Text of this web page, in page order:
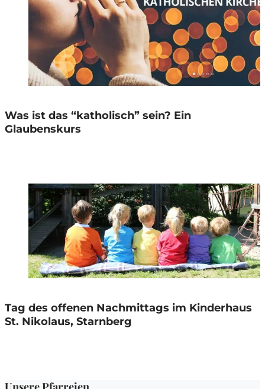
Was ist das “katholisch” sein? Ein
Glaubenskurs
Tag des offenen Nachmittags im Kinderhaus
St. Nikolaus, Starnberg